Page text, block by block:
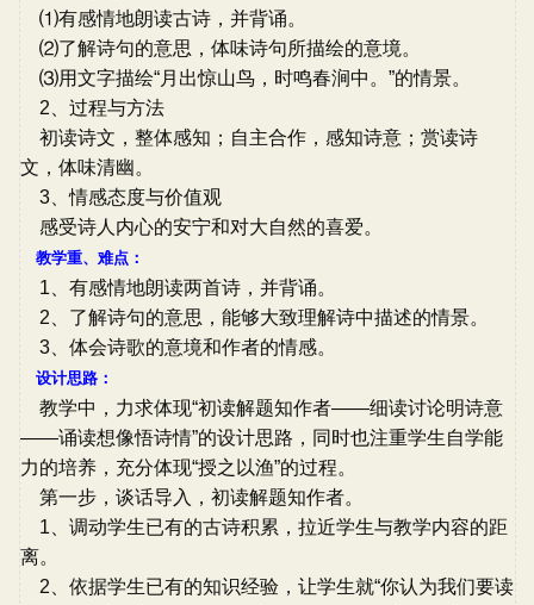
⑴有感情地朗读古诗，并背诵。
⑵了解诗句的意思，体味诗句所描绘的意境。
⑶用文字描绘“月出惊山鸟，时鸣春涧中。”的情景。
2、过程与方法
初读诗文，整体感知；自主合作，感知诗意；赏读诗
文，体味清幽。
3、情感态度与价值观
感受诗人内心的安宁和对大自然的喜爱。
教学重、难点：
1、有感情地朗读两首诗，并背诵。
2、了解诗句的意思，能够大致理解诗中描述的情景。
3、体会诗歌的意境和作者的情感。
设计思路：
教学中，力求体现“初读解题知作者――细读讨论明诗意
――诵读想像悟诗情”的设计思路，同时也注重学生自学能
力的培养，充分体现“授之以渔”的过程。
第一步，谈话导入，初读解题知作者。
1、调动学生已有的古诗积累，拉近学生与教学内容的距
离。
2、依据学生已有的知识经验，让学生就“你认为我们要读